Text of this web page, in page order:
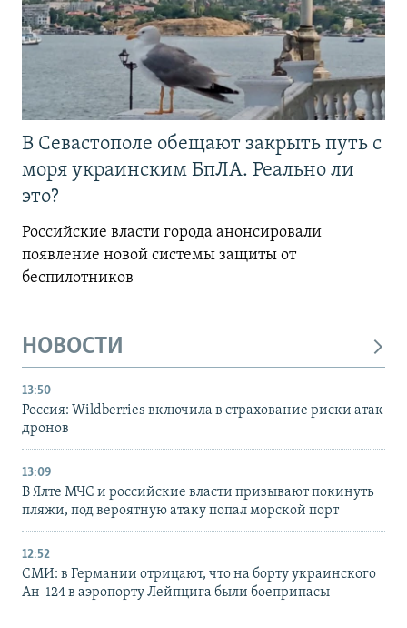
В Севастополе обещают закрыть путь с
моря украинским БпЛА. Реально ли
это?
Российские власти города анонсировали
появление новой системы защиты от
беспилотников
НОВОСТИ
13:50
Россия: Wildberries включила в страхование риски атак
дронов
13:09
В Ялте МЧС и российские власти призывают покинуть
пляжи, под вероятную атаку попал морской порт
12:52
СМИ: в Германии отрицают, что на борту украинского
Ан-124 в аэропорту Лейпцига были боеприпасы